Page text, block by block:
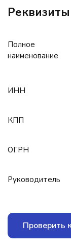
Реквизиты
Полное
наименование
ИНН
КПП
ОГРН
Руководитель
Проверить